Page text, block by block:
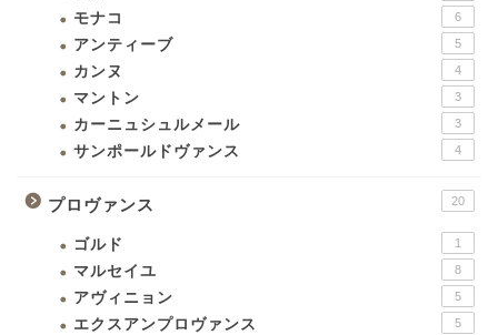
モナコ 6
アンティーブ 5
カンヌ 4
マントン 3
カーニュシュルメール 3
サンポールドヴァンス 4
プロヴァンス 20
ゴルド 1
マルセイユ 8
アヴィニョン 5
エクスアンプロヴァンス 5